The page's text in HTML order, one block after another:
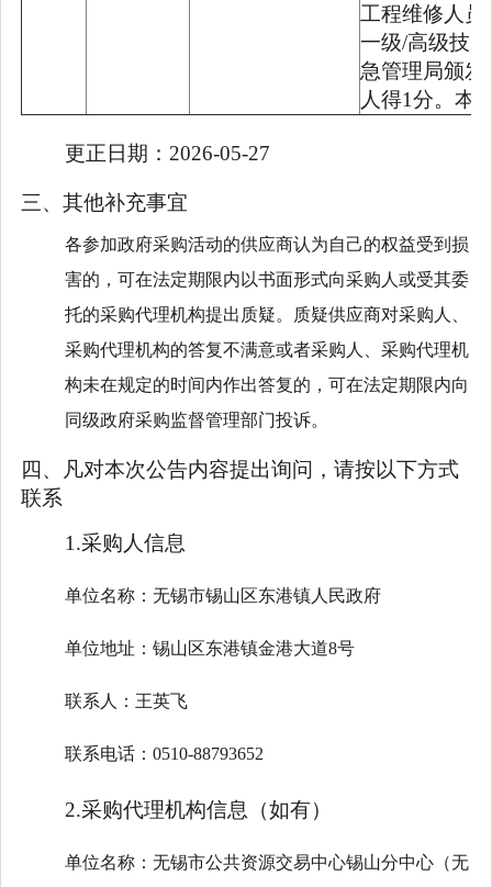
工程维修人
一级/高级技
急管理局颁
人得1分。本
更正日期： 2026-05-27
三、其他补充事宜
各参加政府采购活动的供应商认为自己的权益受到损
害的，可在法定期限内以书面形式向采购人或受其委
托的采购代理机构提出质疑。质疑供应商对采购人、
采购代理机构的答复不满意或者采购人、采购代理机
构未在规定的时间内作出答复的，可在法定期限内向
同级政府采购监督管理部门投诉。
四、凡对本次公告内容提出询问，请按以下方式
联系
1.采购人信息
单位名称：无锡市锡山区东港镇人民政府
单位地址：锡山区东港镇金港大道8号
联系人：王英飞
联系电话：0510-88793652
2.采购代理机构信息（如有）
单位名称：无锡市公共资源交易中心锡山分中心（无